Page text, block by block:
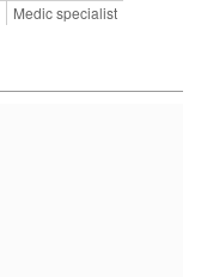
Medic specialist